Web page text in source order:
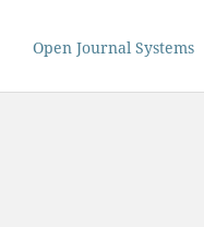
Open Journal Systems